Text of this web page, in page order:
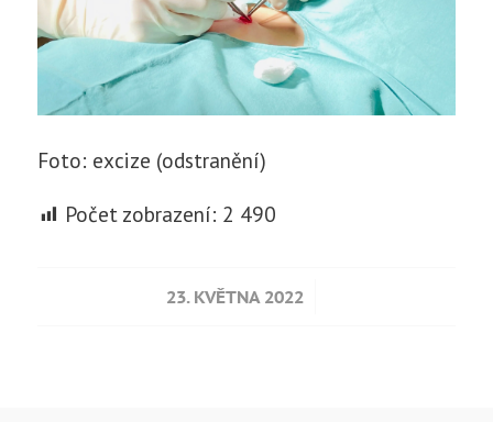
Foto: excize (odstranění)
Počet zobrazení: 2 490
23. KVĚTNA 2022
/